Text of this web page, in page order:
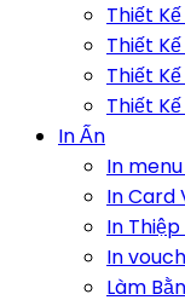
Thiết
Thiết
Thiết
Thiết
In Ấn
In
In Card
In
In
Làm